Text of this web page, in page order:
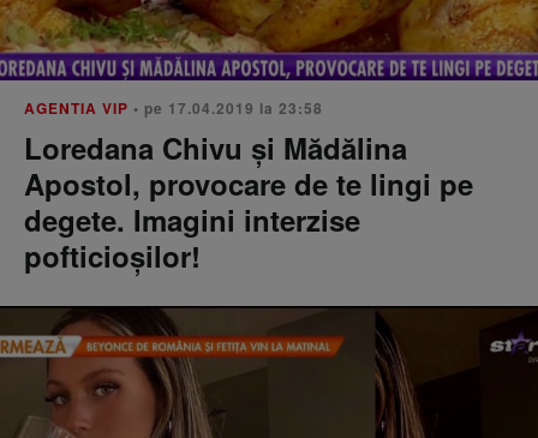
AGENTIA VIP • pe 17.04.2019 la 23:58
Loredana Chivu şi Mădălina
Apostol, provocare de te lingi pe
degete. Imagini interzise
pofticioşilor!